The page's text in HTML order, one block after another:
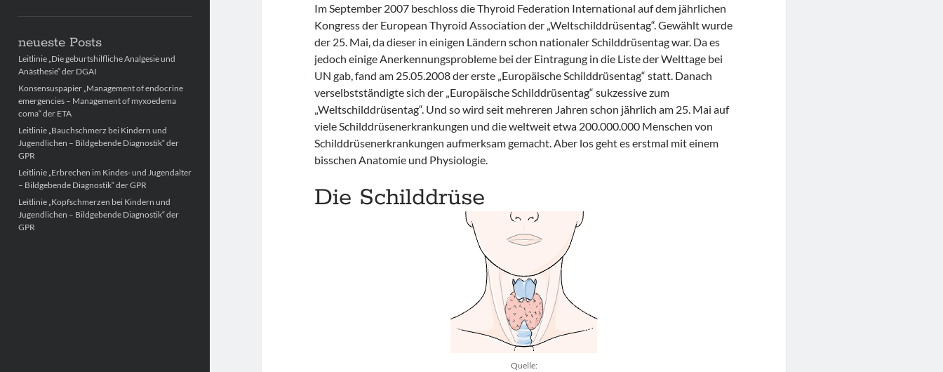
neueste Posts
Leitlinie „Die geburtshilfliche Analgesie und
Anästhesie“ der DGAI
Konsensuspapier „Management of endocrine
emergencies – Management of myxoedema
coma“ der ETA
Leitlinie „Bauchschmerz bei Kindern und
Jugendlichen – Bildgebende Diagnostik“ der
GPR
Leitlinie „Erbrechen im Kindes- und Jugendalter
– Bildgebende Diagnostik“ der GPR
Leitlinie „Kopfschmerzen bei Kindern und
Jugendlichen – Bildgebende Diagnostik“ der
GPR
Im September 2007 beschloss die Thyroid Federation International auf dem jährlichen
Kongress der European Thyroid Association der „Weltschilddrüsentag“. Gewählt wurde
der 25. Mai, da dieser in einigen Ländern schon nationaler Schilddrüsentag war. Da es
jedoch einige Anerkennungsprobleme bei der Eintragung in die Liste der Welttage bei
UN gab, fand am 25.05.2008 der erste „Europäische Schilddrüsentag“ statt. Danach
verselbstständigte sich der „Europäische Schilddrüsentag“ sukzessive zum
„Weltschilddrüsentag“. Und so wird seit mehreren Jahren schon jährlich am 25. Mai auf
viele Schilddrüsenerkrankungen und die weltweit etwa 200.000.000 Menschen von
Schilddrüsenerkrankungen aufmerksam gemacht. Aber los geht es erstmal mit einem
bisschen Anatomie und Physiologie.
Die Schilddrüse
Quelle: